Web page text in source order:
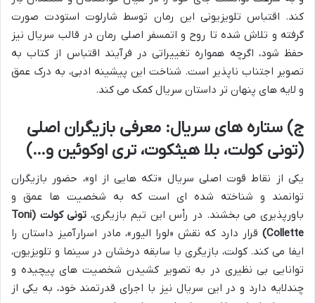
کند. اقتباس تلویزیونی این رمان توسط شارلوت استودت صورت
گرفته و تلاش شده تا روح و اتمسفر اصلی رمان در قالب سریال نیز
حفظ شود، اگرچه همواره تغییراتی در فرآیند اقتباس از کتاب به
تصویر اجتناب ناپذیر است. شناخت این پیشینه ادبی، به درک عمق
و لایه های پنهان تر داستان سریال کمک می کند.
ج) ستاره های سریال: معرفی بازیگران اصلی
(تونی کولت، بلا هیثکوت، تری اوکوئین و…)
یکی از نقاط قوت اصلی سریال «تکه هایی از او»، حضور بازیگران
توانمند و شناخته شده ای است که به شخصیت ها عمق و
باورپذیری می بخشند. در رأس این تیم بازیگری،
تونی کولت (Toni
Collette)
قرار دارد که نقش «لورا الیور»، مادر اسرارآمیز داستان را
ایفا می کند. کولت، بازیگری با سابقه درخشان در سینما و تلویزیون،
توانایی بی نظیری در به تصویر کشیدن شخصیت های پیچیده و
چندلایه دارد و در این سریال نیز با اجرای قدرتمند خود، به یکی از